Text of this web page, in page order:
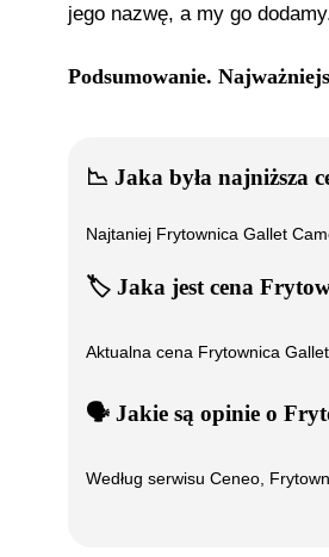
jego nazwę, a my go
Podsumowanie.
📉 Jaka była najniższa
Najtaniej Frytownica Gallet
🏷️ Jaka jest cena
Aktualna cena Frytownica
🗣️ ️ Jakie są opinie o
Według serwisu Ceneo,